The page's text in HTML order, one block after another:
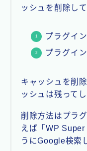
ッシュを削除し
プラグイ
プラグイ
キャッシュを削
ッシュは残ってし
削除方法はプラ
えば「WP
うにGoogle検索